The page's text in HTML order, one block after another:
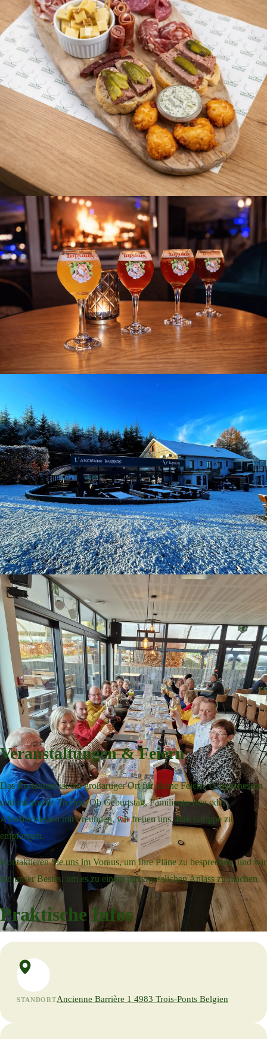
Veranstaltungen & Feiern
Das Restaurant ist ein großartiger Ort für kleine Feiern, Gruppenessen
und informelle Treffen. Ob Geburtstag, Familientreffen oder
Abschiedsessen mit Freunden, wir freuen uns, Ihre Gruppe zu
empfangen.
Kontaktieren Sie uns im Voraus, um Ihre Pläne zu besprechen, und wir
tun unser Bestes, um es zu einem unvergesslichen Anlass zu machen.
Praktische Infos
STANDORTAncienne Barrière 1 4983 Trois-Ponts Belgien